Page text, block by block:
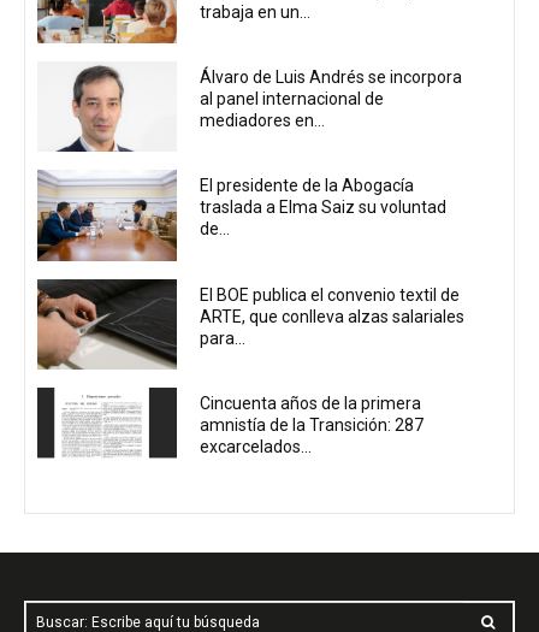
trabaja en un...
Álvaro de Luis Andrés se incorpora
al panel internacional de
mediadores en...
El presidente de la Abogacía
traslada a Elma Saiz su voluntad
de...
El BOE publica el convenio textil de
ARTE, que conlleva alzas salariales
para...
Cincuenta años de la primera
amnistía de la Transición: 287
excarcelados...
Buscar: Escribe aquí tu búsqueda